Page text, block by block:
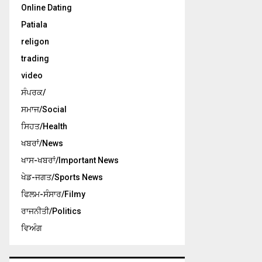
Online Dating
Patiala
religon
trading
video
ਸੰਪਰਕ/
ਸਮਾਜ/Social
ਸਿਹਤ/Health
ਖਬਰਾਂ/News
ਖਾਸ-ਖਬਰਾਂ/Important News
ਖੇਡ-ਜਗਤ/Sports News
ਫਿਲਮ-ਸੰਸਾਰ/Filmy
ਰਾਜਨੀਤੀ/Politics
ਵਿਅੰਗ